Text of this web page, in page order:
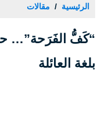
الرئيسية مقالات
“كَفُّ الفَرَحة”…
بلغة العائلة